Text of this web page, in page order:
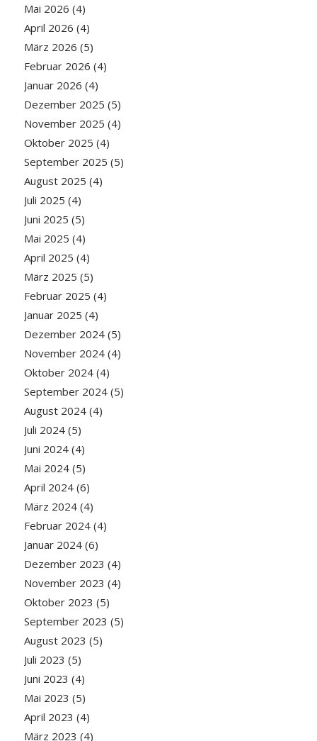
Mai 2026 (4)
April 2026 (4)
März 2026 (5)
Februar 2026 (4)
Januar 2026 (4)
Dezember 2025 (5)
November 2025 (4)
Oktober 2025 (4)
September 2025 (5)
August 2025 (4)
Juli 2025 (4)
Juni 2025 (5)
Mai 2025 (4)
April 2025 (4)
März 2025 (5)
Februar 2025 (4)
Januar 2025 (4)
Dezember 2024(5)
November 2024(4)
Oktober 2024(4)
September 2024(5)
August 2024(4)
Juli 2024(5)
Juni 2024(4)
Mai 2024(5)
April 2024(6)
März 2024(4)
Februar 2024(4)
Januar 2024(6)
Dezember 2023 (4)
November 2023 (4)
Oktober 2023 (5)
September 2023 (5)
August 2023 (5)
Juli 2023 (5)
Juni 2023 (4)
Mai 2023 (5)
April 2023 (4)
März 2023 (4)